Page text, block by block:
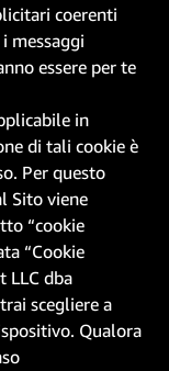
coerenti
messaggi
essere per te
in
di tali cookie è
Per questo
Sito viene
“cookie
“Cookie
LLC dba
scegliere a
Qualora